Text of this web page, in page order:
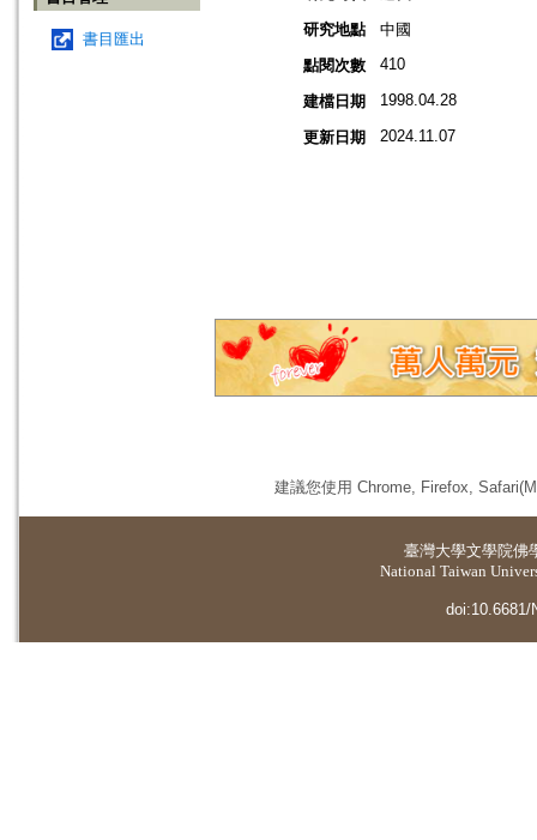
書目匯出
研究地點
中國
點閱次數
410
建檔日期 1998.04.28
更新日期 2024.11.07
建議您使用 Chrome, Firefox,
臺灣大學文學院佛
National Taiwan
doi:10.6681/